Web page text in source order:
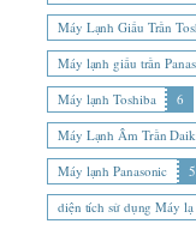
Máy Lạnh Giấu Trần
Máy lạnh giấu trần Panas
Máy lạnh Toshiba
6
Máy Lạnh Âm Trần
Máy lạnh Panasonic
5
diện tích sử dụng Máy lạ